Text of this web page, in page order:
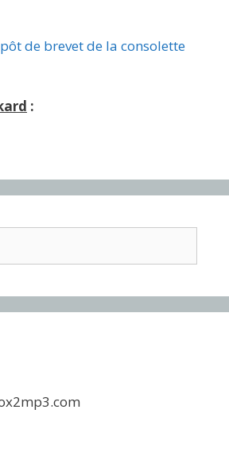
de brevet de la consolette
: